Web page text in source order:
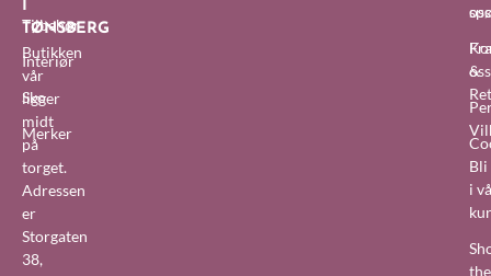
TØNSBERG
Butikken
vår
ligger
midt
på
torget.
Adressen
er
Storgaten
38,
Tilbehør
Interiør
Sko
Merker
oss
&
Bli
i
the
oss